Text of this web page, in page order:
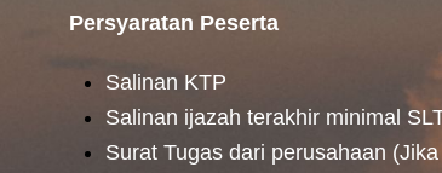
Persyaratan Peserta
Salinan KTP
Salinan ijazah terakhir minimal
Surat Tugas dari perusahaan